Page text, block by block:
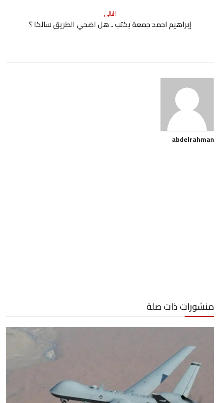
التالي
إبراهيم احمد جمعة يكتب .. هل اضحي الطريق سالكا ؟
abdelrahman
منشورات ذات صلة